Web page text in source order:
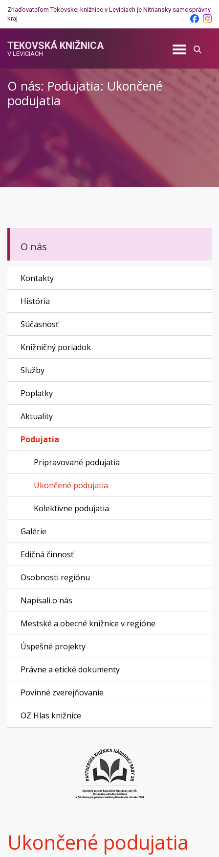
Zriaďovateľom Tekovskej knižnice v Leviciach je Nitriansky samosprávny
kraj
TEKOVSKÁ KNIŽNICA
V LEVICIACH
O nás: Podujatia: Ukončené
podujatia
O nás
Kontakty
História
Súčasnosť
Knižničný poriadok
Služby
Poplatky
Aktuality
Podujatia
Pripravované podujatia
Ukončené podujatia
Kolektívne podujatia
Galérie
Edičná činnosť
Osobnosti regiónu
Napísali o nás
Mestské a obecné knižnice v regióne
Úspešné projekty
Právne a etické dokumenty
Povinné zverejňovanie
OZ Hlas knižnice
Ukončené podujatia